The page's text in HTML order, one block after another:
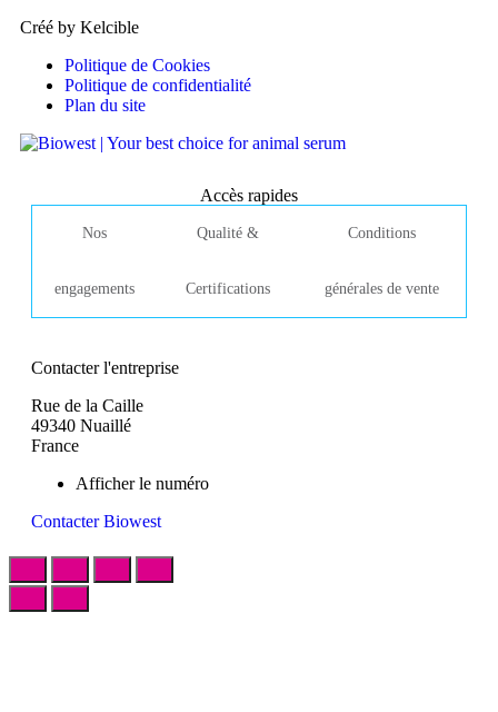
Créé by Kelcible
Politique de Cookies
Politique de confidentialité
Plan du site
Accès rapides
Nos
engagements
Qualité &
Certifications
Conditions
générales de vente
Contacter l'entreprise
Rue de la Caille
49340 Nuaillé
France
Afficher le numéro
Contacter Biowest